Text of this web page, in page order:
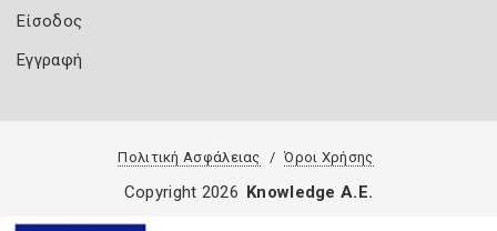
Είσοδος
Εγγραφή
Πολιτική Ασφάλειας Όροι Χρήσης
Copyright 2026 Knowledge A.E.